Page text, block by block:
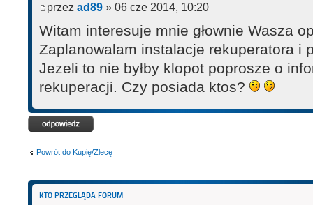
przez ad89 » 06 cze 2014, 10:20
Witam interesuje mnie głownie Wasza
Zaplanowalam instalacje rekuperatora i
Jezeli to nie byłby klopot poprosze o
rekuperacji. Czy posiada ktos?
Odpowiedz
Powrót do Kupię/Zlecę
KTO PRZEGLĄDA FORUM